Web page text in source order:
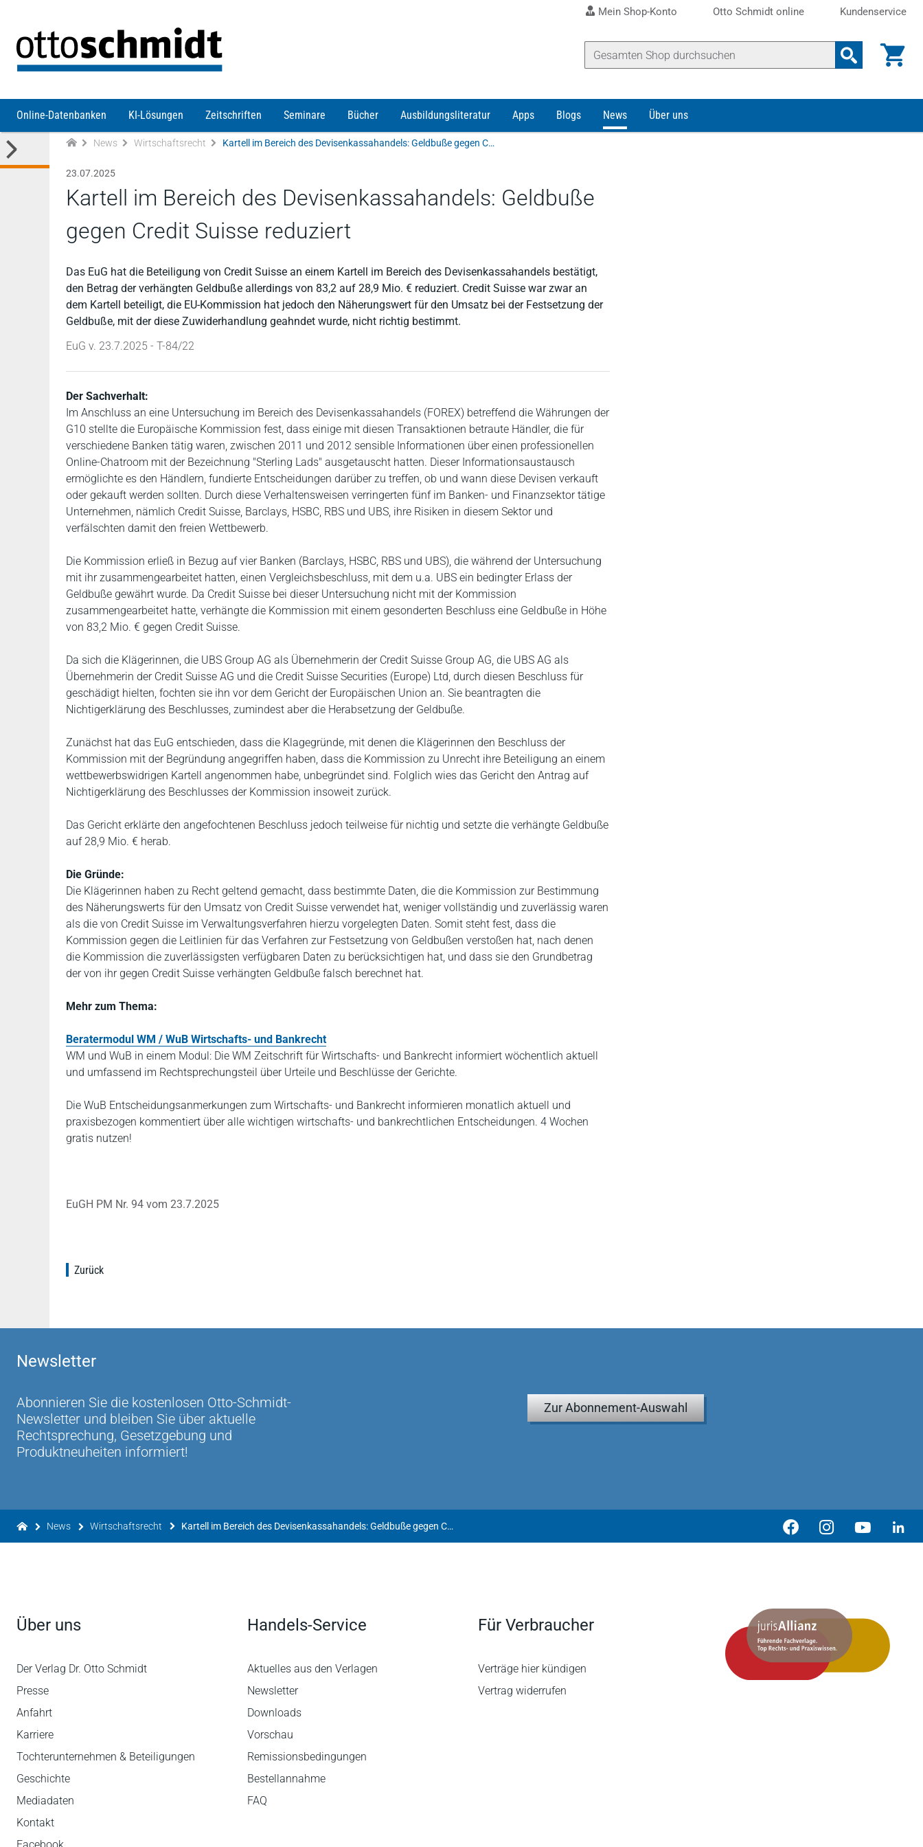
Mein Shop-Konto Otto Schmidt online Kundenservice
Online-Datenbanken KI-Lösungen Zeitschriften Seminare Bücher Ausbildungsliteratur Apps Blogs News Über uns
News Wirtschaftsrecht Kartell im Bereich des Devisenkassahandels: Geldbuße gegen Credit Suisse reduziert
23.07.2025
Kartell im Bereich des Devisenkassahandels: Geldbuße
gegen Credit Suisse reduziert
Das EuG hat die Beteiligung von Credit Suisse an einem Kartell im Bereich des Devisenkassahandels bestätigt,
den Betrag der verhängten Geldbuße allerdings von 83,2 auf 28,9 Mio. € reduziert. Credit Suisse war zwar an
dem Kartell beteiligt, die EU-Kommission hat jedoch den Näherungswert für den Umsatz bei der Festsetzung der
Geldbuße, mit der diese Zuwiderhandlung geahndet wurde, nicht richtig bestimmt.
EuG v. 23.7.2025 - T-84/22
Der Sachverhalt:
Im Anschluss an eine Untersuchung im Bereich des Devisenkassahandels (FOREX) betreffend die Währungen der
G10 stellte die Europäische Kommission fest, dass einige mit diesen Transaktionen betraute Händler, die für
verschiedene Banken tätig waren, zwischen 2011 und 2012 sensible Informationen über einen professionellen
Online-Chatroom mit der Bezeichnung "Sterling Lads" ausgetauscht hatten. Dieser Informationsaustausch
ermöglichte es den Händlern, fundierte Entscheidungen darüber zu treffen, ob und wann diese Devisen verkauft
oder gekauft werden sollten. Durch diese Verhaltensweisen verringerten fünf im Banken- und Finanzsektor tätige
Unternehmen, nämlich Credit Suisse, Barclays, HSBC, RBS und UBS, ihre Risiken in diesem Sektor und
verfälschten damit den freien Wettbewerb.
Die Kommission erließ in Bezug auf vier Banken (Barclays, HSBC, RBS und UBS), die während der Untersuchung
mit ihr zusammengearbeitet hatten, einen Vergleichsbeschluss, mit dem u.a. UBS ein bedingter Erlass der
Geldbuße gewährt wurde. Da Credit Suisse bei dieser Untersuchung nicht mit der Kommission
zusammengearbeitet hatte, verhängte die Kommission mit einem gesonderten Beschluss eine Geldbuße in Höhe
von 83,2 Mio. € gegen Credit Suisse.
Da sich die Klägerinnen, die UBS Group AG als Übernehmerin der Credit Suisse Group AG, die UBS AG als
Übernehmerin der Credit Suisse AG und die Credit Suisse Securities (Europe) Ltd, durch diesen Beschluss für
geschädigt hielten, fochten sie ihn vor dem Gericht der Europäischen Union an. Sie beantragten die
Nichtigerklärung des Beschlusses, zumindest aber die Herabsetzung der Geldbuße.
Zunächst hat das EuG entschieden, dass die Klagegründe, mit denen die Klägerinnen den Beschluss der
Kommission mit der Begründung angegriffen haben, dass die Kommission zu Unrecht ihre Beteiligung an einem
wettbewerbswidrigen Kartell angenommen habe, unbegründet sind. Folglich wies das Gericht den Antrag auf
Nichtigerklärung des Beschlusses der Kommission insoweit zurück.
Das Gericht erklärte den angefochtenen Beschluss jedoch teilweise für nichtig und setzte die verhängte Geldbuße
auf 28,9 Mio. € herab.
Die Gründe:
Die Klägerinnen haben zu Recht geltend gemacht, dass bestimmte Daten, die die Kommission zur Bestimmung
des Näherungswerts für den Umsatz von Credit Suisse verwendet hat, weniger vollständig und zuverlässig waren
als die von Credit Suisse im Verwaltungsverfahren hierzu vorgelegten Daten. Somit steht fest, dass die
Kommission gegen die Leitlinien für das Verfahren zur Festsetzung von Geldbußen verstoßen hat, nach denen
die Kommission die zuverlässigsten verfügbaren Daten zu berücksichtigen hat, und dass sie den Grundbetrag
der von ihr gegen Credit Suisse verhängten Geldbuße falsch berechnet hat.
Mehr zum Thema:
Beratermodul WM / WuB Wirtschafts- und Bankrecht
WM und WuB in einem Modul: Die WM Zeitschrift für Wirtschafts- und Bankrecht informiert wöchentlich aktuell
und umfassend im Rechtsprechungsteil über Urteile und Beschlüsse der Gerichte.
Die WuB Entscheidungsanmerkungen zum Wirtschafts- und Bankrecht informieren monatlich aktuell und
praxisbezogen kommentiert über alle wichtigen wirtschafts- und bankrechtlichen Entscheidungen. 4 Wochen
gratis nutzen!
EuGH PM Nr. 94 vom 23.7.2025
Zurück
Newsletter
Abonnieren Sie die kostenlosen Otto-Schmidt-
Newsletter und bleiben Sie über aktuelle
Rechtsprechung, Gesetzgebung und
Produktneuheiten informiert!
Zur Abonnement-Auswahl
News Wirtschaftsrecht Kartell im Bereich des Devisenkassahandels: Geldbuße gegen Credit Suisse reduziert
Über uns
Der Verlag Dr. Otto Schmidt
Presse
Anfahrt
Karriere
Tochterunternehmen & Beteiligungen
Geschichte
Mediadaten
Kontakt
Handels-Service
Aktuelles aus den Verlagen
Newsletter
Downloads
Vorschau
Remissionsbedingungen
Bestellannahme
FAQ
Für Verbraucher
Verträge hier kündigen
Vertrag widerrufen